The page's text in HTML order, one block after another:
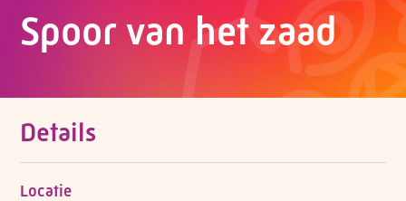
Spoor van het zaad
Details
Locatie